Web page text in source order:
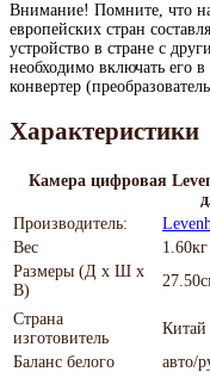
Внимание! Помните, что
европейских стран
устройство в стране с
необходимо включать его
конвертер
Характеристики
Камера цифровая
Производитель:
Вес
1.60кг
Размеры (Д х Ш х
В)
Страна
изготовитель
Китай
Баланс белого
авто/